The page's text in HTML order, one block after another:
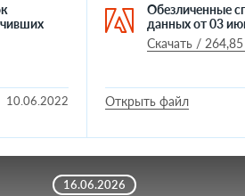
10.06.2022
Обезличенные
данных от 03
Скачать /
Открыть файл
16.06.2026